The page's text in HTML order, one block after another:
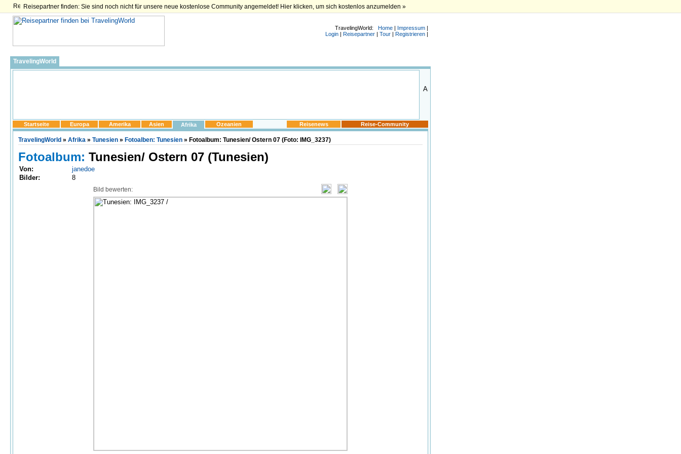
Reisepartner finden: Sie sind noch nicht für unsere neue kostenlose Community angemeldet! Hier klicken, um sich kostenlos anzumelden »
TravelingWorld: Home | Impressum |
Login | Reisepartner | Tour | Registrieren |
TravelingWorld
Startseite Europa Amerika Asien Afrika Ozeanien Reisenews Reise-Community
TravelingWorld » Afrika » Tunesien » Fotoalben: Tunesien » Fotoalbum: Tunesien/ Ostern 07 (Foto: IMG_3237)
Fotoalbum: Tunesien/ Ostern 07 (Tunesien)
Von:
janedoe
Bilder:
8
Bild bewerten: